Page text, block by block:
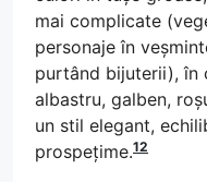
mai complicate
personaje în
purtând bijuterii), în
albastru, galben,
un stil elegant,
prospețime.12